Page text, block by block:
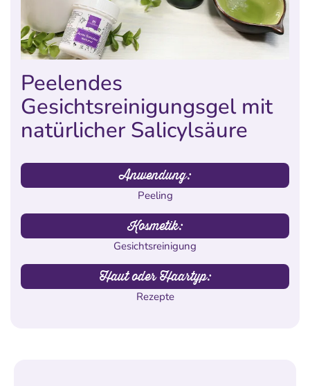
Peelendes
Gesichtsreinigungsgel mit
natürlicher Salicylsäure
Anwendung:
Peeling
Kosmetik:
Gesichtsreinigung
Haut oder Haartyp:
Rezepte